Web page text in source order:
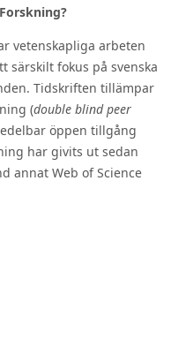
vetenskapliga arbeten
särskilt fokus på svenska
Tidskriften tillämpar
(double blind peer
öppen tillgång
har givits ut sedan
annat Web of Science